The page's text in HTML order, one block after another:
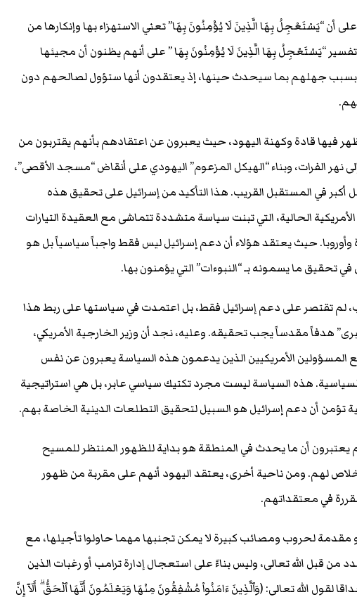
أن “يَسْتَعْجِلُ بِهَا الَّذِينَ لَا يُؤْمِنُونَ بِهَا” تعني الاستهزاء بها وإنكارها من
“يَسْتَعْجِلُ بِهَا الَّذِينَ لَا يُؤْمِنُونَ بِهَا ” على أنهم يظنون أن مجيئها
بسبب جهلهم بما سيحدث حينها، إذ يعتقدون أنها ستؤول لصالحهم دون
فيها قادة وكهنة اليهود، حيث يعبرون عن اعتقادهم بأنهم يقتربون من
نهر الفرات، وبناء “الهيكل المزعوم” اليهودي على أنقاض “مسجد الأقصى”،
في المستقبل القريب. هذا التأكيد من إسرائيل على تحقيق هذه
الحالية، التي تبنت سياسة متشددة تتماشى مع العقيدة التيارات
وأوروبا. حيث يعتقد هؤلاء أن دعم إسرائيل ليس فقط واجباً سياسياً بل هو
ما يسمونه بـ “النبوءات” التي يؤمنون بها.
لم تقتصر على دعم إسرائيل فقط، بل اعتمدت في سياستها على ربط هذا
هدفاً مقدساً يجب تحقيقه. وعليه، نجد أن وزير الخارجية الأمريكي،
المسؤولين الأمريكيين الذين يدعمون هذه السياسة يعبرون عن نفس
هذه السياسة ليست مجرد تكتيك سياسي عابر، بل هي استراتيجية
أن دعم إسرائيل هو السبيل لتحقيق التطلعات الدينية الخاصة بهم.
يعتبرون أن ما يحدث في المنطقة هو بداية للظهور المنتظر للمسيح
لهم. ومن ناحية أخرى، يعتقد اليهود أنهم على مقربة من ظهور
في معتقداتهم.
مقدمة لحروب ومصائب كبيرة لا يمكن تجنبها مهما حاولوا تأجيلها، مع
من قبل الله تعالى، وليس بناءً على استعجال إدارة ترامب أو رغبات الذين
لقول الله تعالى: (وَٱلَّذِينَ ءَامَنُواْ مُشْفِقُونَ مِنْهَا وَيَعْلَمُونَ أَنَّهَا ٱلْحَقُّ ۗ أَلَآ إِنَّ